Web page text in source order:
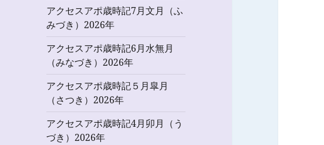
アクセスアポ歳時記7月文月（ふ
みづき）2026年
アクセスアポ歳時記6月水無月
（みなづき）2026年
アクセスアポ歳時記５月皐月
（さつき）2026年
アクセスアポ歳時記4月卯月（う
づき）2026年